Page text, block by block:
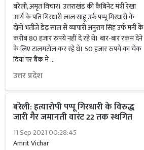
बरेली, अमृत विचार। उत्तराखंड की कैबिनेट मंत्री रेखा
आर्य के पति गिरधारी लाल साहू उर्फ पप्पू गिरधारी के
दोनों भतीजे डेढ़ साल से व्यापारी अनुराग सिंह उर्फ मनी के
करीब 80 हजार रुपये नहीं दे रहे थे। बार-बार रकम देने
के लिए टालमटोल कर रहे थे। 50 हजार रुपये का चेक
दिया पर बैंक में …
उत्तर प्रदेश
बरेली: हत्यारोपी पप्पू गिरधारी के विरुद्ध
जारी गैर जमानती वारंट 22 तक स्थगित
11 Sep 2021 00:28:45
Amrit Vichar